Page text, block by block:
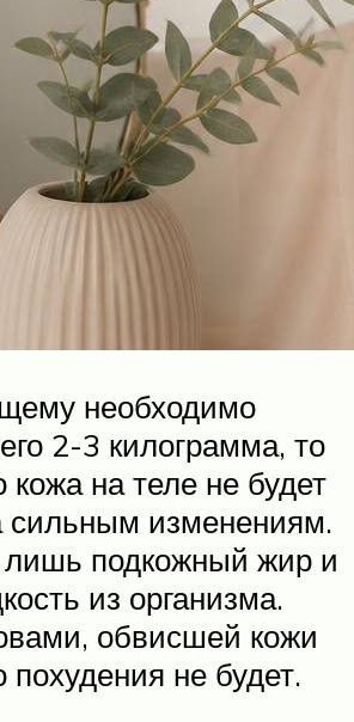
необходимо
2-3 килограмма, то
кожа на теле не будет
сильным изменениям.
лишь подкожный жир и
из организма.
обвисшей кожи
похудения не будет.